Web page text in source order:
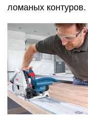
ломаных контуров.